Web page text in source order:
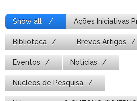
Show all Ações Iniciativas
Biblioteca Breves Artigos
Eventos Notícias
Núcleos de Pesquisa